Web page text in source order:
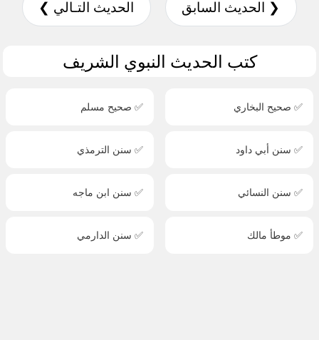
❮ الحديث السابق الحديث التـالي ❯
كتب الحديث النبوي الشريف
✅ صحيح البخاري ✅ صحيح مسلم
✅ سنن أبي داود ✅ سنن الترمذي
✅ سنن النسائي ✅ سنن ابن ماجه
✅ موطأ مالك ✅ سنن الدارمي